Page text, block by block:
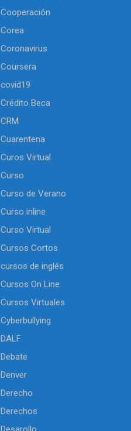
Cooperación
Corea
Coronavirus
Coursera
covid19
Crédito Beca
CRM
Cuarentena
Curos Virtual
Curso
Curso de Verano
Curso inline
Curso Virtual
Cursos Cortos
cursos de inglés
Cursos On Line
Cursos Virtuales
Cyberbullying
DALF
Debate
Denver
Derecho
Derechos